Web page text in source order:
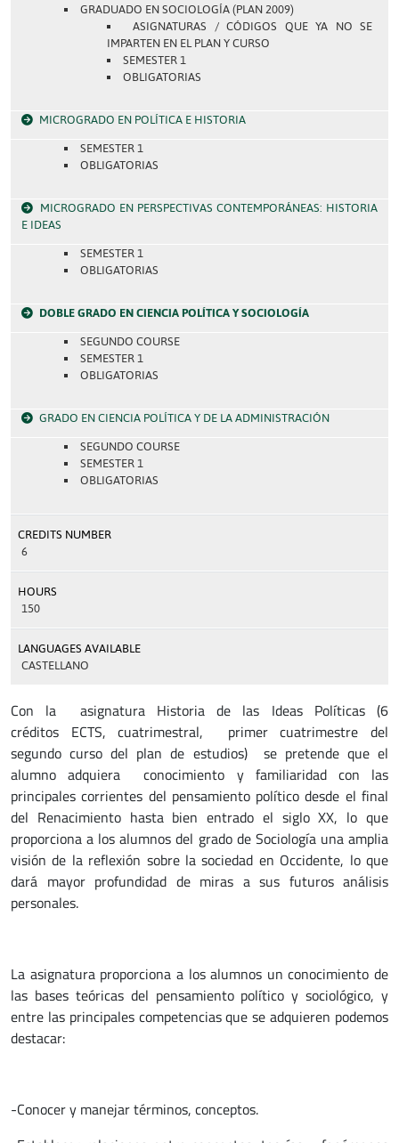
GRADUADO EN SOCIOLOGÍA (PLAN 2009)
ASIGNATURAS / CÓDIGOS QUE YA NO SE
IMPARTEN EN EL PLAN Y CURSO
SEMESTER 1
OBLIGATORIAS
MICROGRADO EN POLÍTICA E HISTORIA
SEMESTER 1
OBLIGATORIAS
MICROGRADO EN PERSPECTIVAS CONTEMPORÁNEAS: HISTORIA
E IDEAS
SEMESTER 1
OBLIGATORIAS
DOBLE GRADO EN CIENCIA POLÍTICA Y SOCIOLOGÍA
SEGUNDO COURSE
SEMESTER 1
OBLIGATORIAS
GRADO EN CIENCIA POLÍTICA Y DE LA ADMINISTRACIÓN
SEGUNDO COURSE
SEMESTER 1
OBLIGATORIAS
CREDITS NUMBER
6
HOURS
150
LANGUAGES AVAILABLE
CASTELLANO
Con la asignatura Historia de las Ideas Políticas (6
créditos ECTS, cuatrimestral, primer cuatrimestre del
segundo curso del plan de estudios) se pretende que el
alumno adquiera conocimiento y familiaridad con las
principales corrientes del pensamiento político desde el final
del Renacimiento hasta bien entrado el siglo XX, lo que
proporciona a los alumnos del grado de Sociología una amplia
visión de la reflexión sobre la sociedad en Occidente, lo que
dará mayor profundidad de miras a sus futuros análisis
personales.
La asignatura proporciona a los alumnos un conocimiento de
las bases teóricas del pensamiento político y sociológico, y
entre las principales competencias que se adquieren podemos
destacar:
-Conocer y manejar términos, conceptos.